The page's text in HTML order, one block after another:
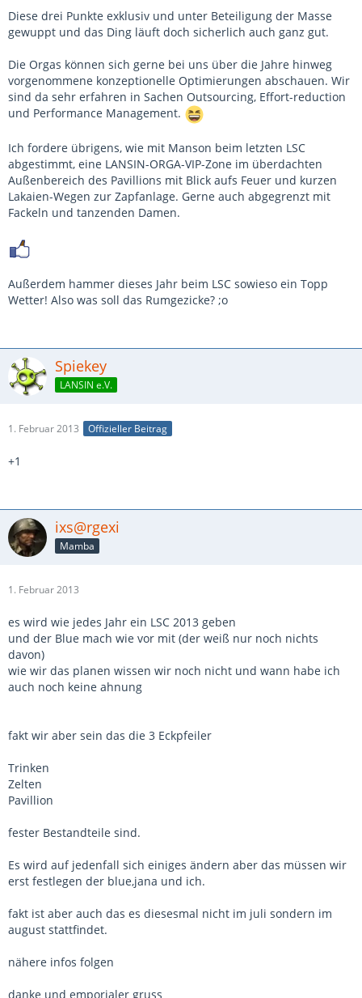
Diese drei Punkte exklusiv und unter Beteiligung der Masse
gewuppt und das Ding läuft doch sicherlich auch ganz gut.
Die Orgas können sich gerne bei uns über die Jahre hinweg
vorgenommene konzeptionelle Optimierungen abschauen. Wir
sind da sehr erfahren in Sachen Outsourcing, Effort-reduction
und Performance Management.
Ich fordere übrigens, wie mit Manson beim letzten LSC
abgestimmt, eine LANSIN-ORGA-VIP-Zone im überdachten
Außenbereich des Pavillions mit Blick aufs Feuer und kurzen
Lakaien-Wegen zur Zapfanlage. Gerne auch abgegrenzt mit
Fackeln und tanzenden Damen.
Außerdem hammer dieses Jahr beim LSC sowieso ein Topp
Wetter! Also was soll das Rumgezicke? ;o
Spiekey
LANSIN e.V.
1. Februar 2013 Offizieller Beitrag
+1
ixs@rgexi
Mamba
1. Februar 2013
es wird wie jedes Jahr ein LSC 2013 geben
und der Blue mach wie vor mit (der weiß nur noch nichts
davon)
wie wir das planen wissen wir noch nicht und wann habe ich
auch noch keine ahnung
fakt wir aber sein das die 3 Eckpfeiler
Trinken
Zelten
Pavillion
fester Bestandteile sind.
Es wird auf jedenfall sich einiges ändern aber das müssen wir
erst festlegen der blue,jana und ich.
fakt ist aber auch das es diesesmal nicht im juli sondern im
august stattfindet.
nähere infos folgen
danke und emporialer gruss